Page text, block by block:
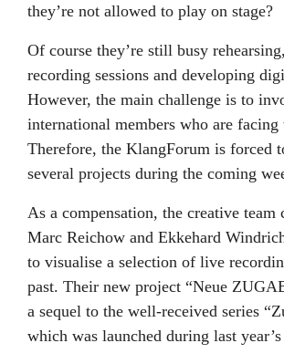
they’re not allowed to play on stage?
Of course they’re still busy
recording sessions and developing
However, the main challenge is to
international members who are facing
Therefore, the KlangForum is forced
several projects during the coming
As a compensation, the creative team
Marc Reichow and Ekkehard
to visualise a selection of live
past. Their new project “Neue
a sequel to the well-received series
which was launched during last